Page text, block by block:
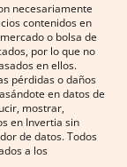
necesariamente
contenidos en
o bolsa de
por lo que no
en ellos.
pérdidas o daños
en datos de
mostrar,
en Invertia sin
de datos. Todos
a los